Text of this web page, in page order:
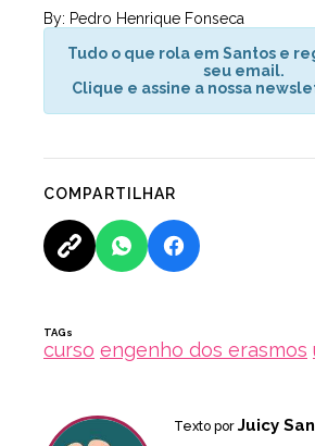
By: Pedro Henrique Fonseca
Tudo o que rola em Santos e
seu email.
Clique e assine a nossa
COMPARTILHAR
TAGs
curso engenho dos erasmos
Texto por Juicy